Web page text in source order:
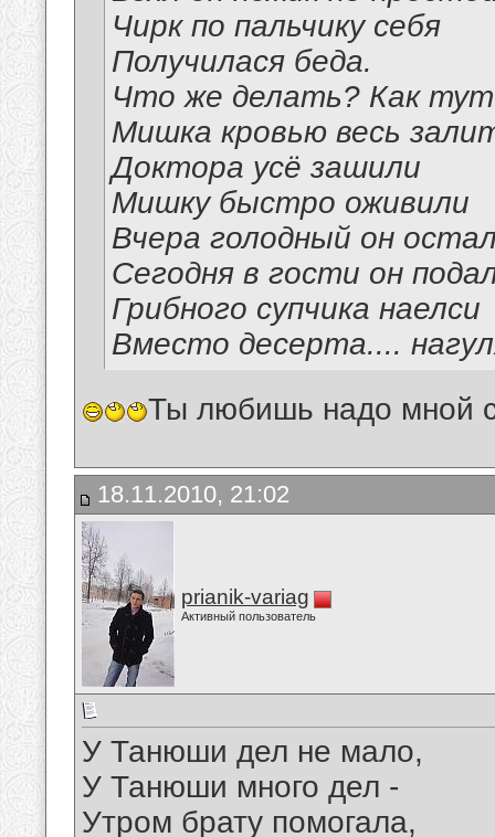
Чирк по пальчику себя
Получилася беда.
Что же делать? Как
Мишка кровью весь
Доктора усё зашили
Мишку быстро оживили
Вчера голодный он
Сегодня в гости он
Грибного супчика наелси
Вместо десерта....
Ты любишь надо мной
18.11.2010, 21:02
prianik-variag
Активный пользователь
У Танюши дел не мало,
У Танюши много дел -
Утром брату помогала,